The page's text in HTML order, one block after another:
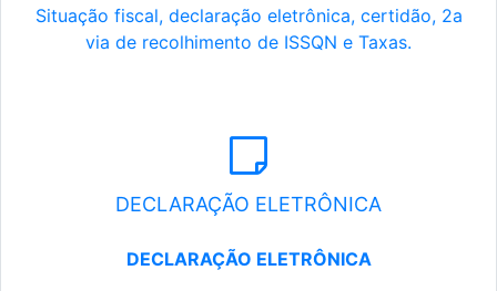
Situação fiscal, declaração eletrônica, certidão, 2a
via de recolhimento de ISSQN e Taxas.
DECLARAÇÃO ELETRÔNICA
DECLARAÇÃO ELETRÔNICA